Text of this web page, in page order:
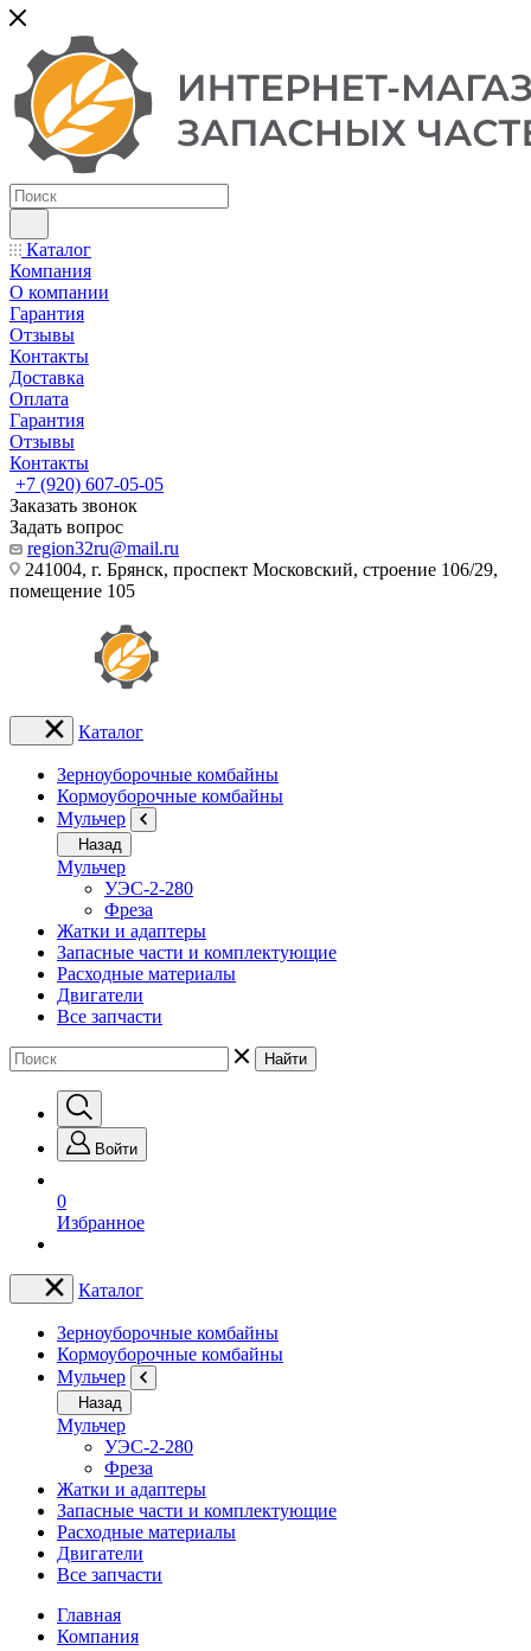
Каталог
Компания
О компании
Гарантия
Отзывы
Контакты
Доставка
Оплата
Гарантия
Отзывы
Контакты
+7 (920) 607-05-05
Заказать звонок
Задать вопрос
region32ru@mail.ru
241004, г. Брянск, проспект Московский, строение 106/29,
помещение 105
Каталог
Зерноуборочные комбайны
Кормоуборочные комбайны
Мульчер
Назад
Мульчер
УЭС-2-280
Фреза
Жатки и адаптеры
Запасные части и комплектующие
Расходные материалы
Двигатели
Все запчасти
Найти
Войти
0
Избранное
Каталог
Зерноуборочные комбайны
Кормоуборочные комбайны
Мульчер
Назад
Мульчер
УЭС-2-280
Фреза
Жатки и адаптеры
Запасные части и комплектующие
Расходные материалы
Двигатели
Все запчасти
Главная
Компания